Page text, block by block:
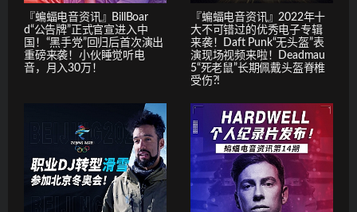
『蝙蝠电音资讯』BillBoar
d“公告牌”正式官宣进入中
国！“黑手党”回归后首次演出
重磅来袭！小伙睡觉听电
音，月入30万！
『蝙蝠电音资讯』2022年十
大不可错过的优秀电子专辑
来袭！Daft Punk“无头盔”表
演现场视频来啦！Deadmau
5“死老鼠”长期佩戴头盔脊椎
受伤?!